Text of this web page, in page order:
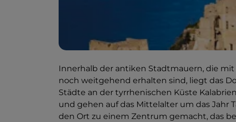
Innerhalb der antiken Stadtmauern, die
noch weitgehend erhalten sind, liegt das
Städte an der tyrrhenischen Küste
und gehen auf das Mittelalter um das Jahr
den Ort zu einem Zentrum gemacht, das